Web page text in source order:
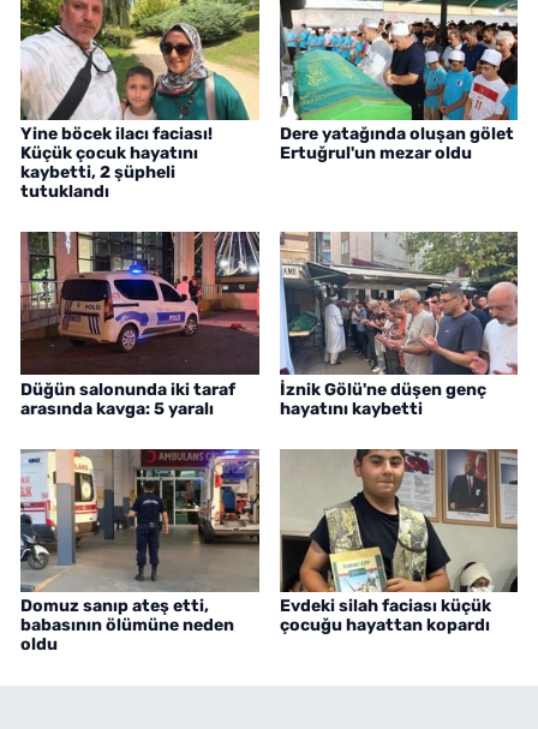
Yine böcek ilacı faciası!
Küçük çocuk hayatını
kaybetti, 2 şüpheli
tutuklandı
Dere yatağında oluşan gölet
Ertuğrul'un mezar oldu
Düğün salonunda iki taraf
arasında kavga: 5 yaralı
İznik Gölü'ne düşen genç
hayatını kaybetti
Domuz sanıp ateş etti,
babasının ölümüne neden
oldu
Evdeki silah faciası küçük
çocuğu hayattan kopardı